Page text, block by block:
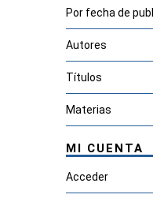
Por fecha de
Autores
Títulos
Materias
MI CUENTA
Acceder